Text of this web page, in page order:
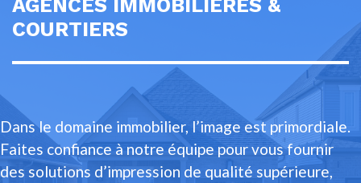
AGENCES IMMOBILIÈRES &
COURTIERS
Dans le domaine immobilier, l’image est primordiale.
Faites confiance à notre équipe pour vous fournir
des solutions d’impression de qualité supérieure,